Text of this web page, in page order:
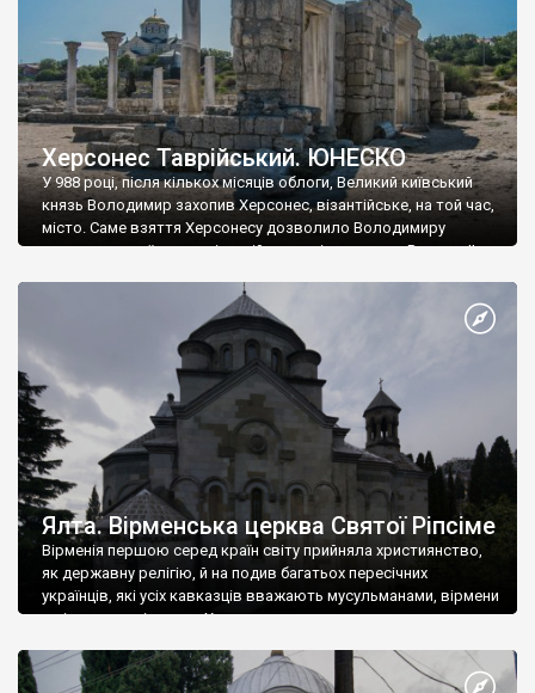
Херсонес Таврійський. ЮНЕСКО
У 988 році, після кількох місяців облоги, Великий київський
князь Володимир захопив Херсонес, візантійське, на той час,
місто. Саме взяття Херсонесу дозволило Володимиру
диктувати свої умови візантійському імператору Василю ІІ, та
Херсонесі Володимир-язичник, став Василем-християнином.
А потім було Хрещення Русі. На честь Херсонесу Таврійського
Ялта. Вірменська церква Святої Ріпсіме
Вірменія першою серед країн світу прийняла християнство,
як державну релігію, й на подив багатьох пересічних
українців, які усіх кавказців вважають мусульманами, вірмени
є відданими вірянами Христа